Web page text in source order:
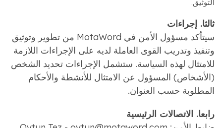
التوثيق.
ثالثا. إجراءات
سيتأكد مسؤول الأمن في MotaWord من تطوير وتوثيق
وتنفيذ وتدريب القوى العاملة لديه على الإجراءات اللازمة
للامتثال لهذه السياسة. ستشمل الإجراءات تحديد الشخص
(الأشخاص) المسؤول عن الامتثال للأنشطة والأحكام
المطلوبة حسب العنوان.
رابعا. الاتصالات الرئيسية